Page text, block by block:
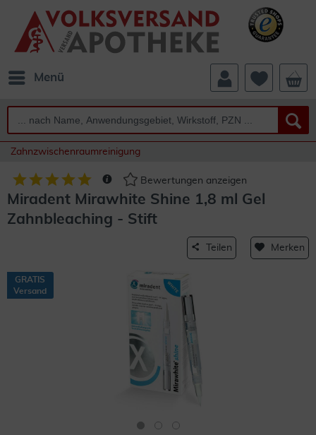
Menü
Zahnzwischenraumreinigung
Bewertungen anzeigen
Miradent Mirawhite Shine 1,8 ml Gel
Zahnbleaching - Stift
Teilen Merken
GRATIS
Versand